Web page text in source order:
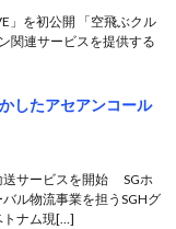
」を初公開 「空飛ぶクル
関連サービスを提供する
したアセアンコール
送サービスを開始 SGホ
ル物流事業を担うSGHグ
トナム現[…]